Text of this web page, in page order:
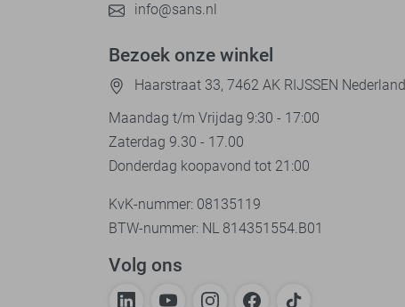
info@sans.nl
Bezoek onze winkel
Haarstraat 33, 7462 AK RIJSSEN Nederland
Maandag t/m Vrijdag 9:30 - 17:00
Zaterdag 9.30 - 17.00
Donderdag koopavond tot 21:00
KvK-nummer: 08135119
BTW-nummer: NL 814351554.B01
Volg ons